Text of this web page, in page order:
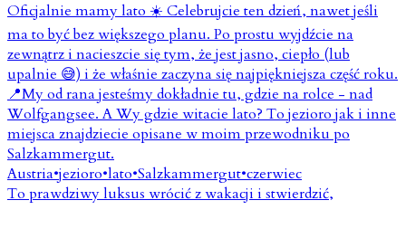
To prawdziwy luksus wrócić z wakacji i stwierdzić,